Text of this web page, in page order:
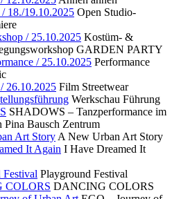
/ 18./19.10.2025 Open Studio-
/ 25.10.2025 Kostüm- &
GARDEN PARTY
/ 25.10.2025 Performance
26.10.2025 Film Streetwear
Werkschau Führung
SHADOWS – Tanzperformance im
Pina Bausch Zentrum
Art Story A New Urban Art Story
It Again I Have Dreamed It
Festival Playground Festival
COLORS DANCING COLORS